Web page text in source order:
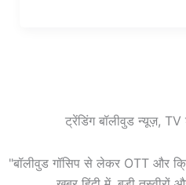
ट्रेंडिंग बॉलीवुड न्यूज़,
"बॉलीवुड गॉसिप से लेकर OTT और